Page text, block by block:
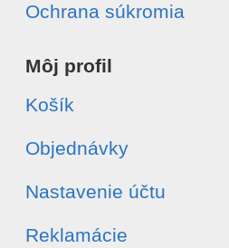
Ochrana súkromia
Môj profil
Košík
Objednávky
Nastavenie účtu
Reklamácie